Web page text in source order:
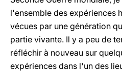
l'ensemble des expériences
vécues par une génération
partie vivante. Il y a peu de
réfléchir à nouveau sur
expériences dans l'un des